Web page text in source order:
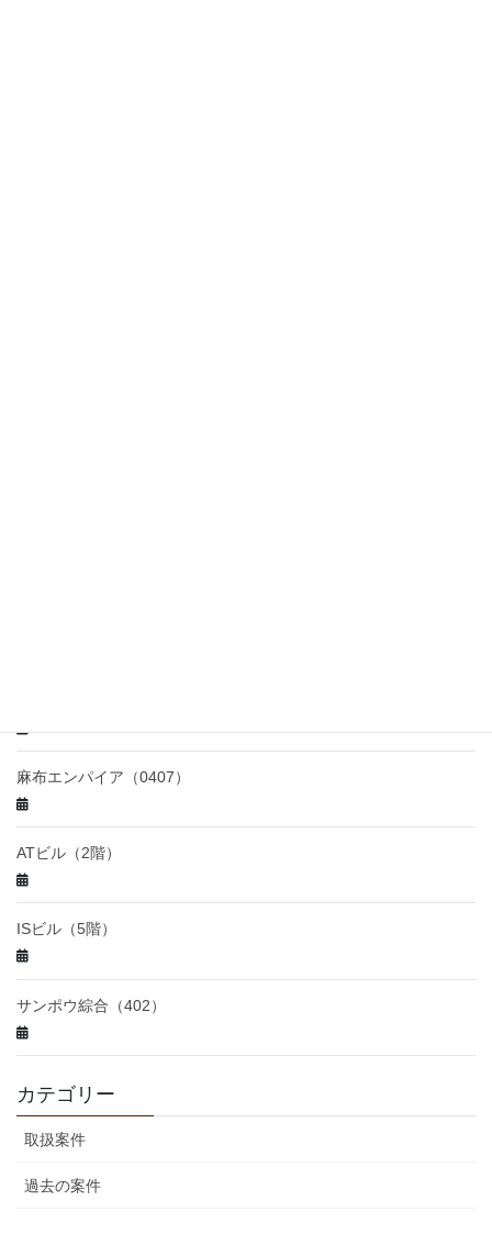
麻布エンパイア（0407）
ATビル（2階）
ISビル（5階）
サンポウ綜合（402）
カテゴリー
取扱案件
過去の案件